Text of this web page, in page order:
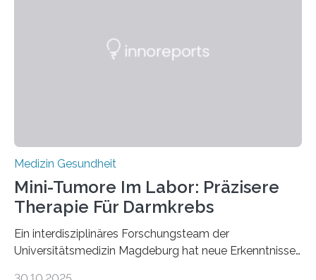
Medizin Gesundheit
Mini-Tumore Im Labor: Präzisere
Therapie Für Darmkrebs
Ein interdisziplinäres Forschungsteam der
Universitätsmedizin Magdeburg hat neue Erkenntnisse